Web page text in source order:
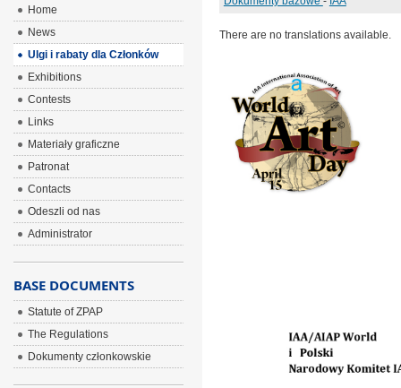
There are no translations available.
Home
News
Ulgi i rabaty dla Członków
Exhibitions
Contests
Links
Materiały graficzne
Patronat
Contacts
Odeszli od nas
Administrator
BASE DOCUMENTS
Statute of ZPAP
The Regulations
Dokumenty członkowskie